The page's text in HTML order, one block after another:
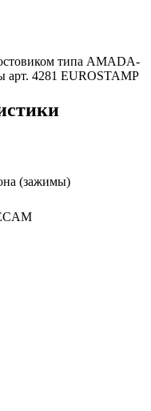
типа AMADA-
4281 EUROSTAMP
(зажимы)